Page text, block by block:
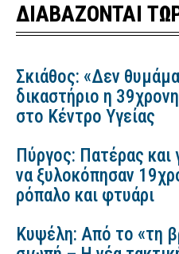
ΔΙΑΒΑΖΟΝΤΑΙ
Σκιάθος: «Δεν
δικαστήριο η
στο Κέντρο Υγείας
Πύργος: Πατέρας και
να ξυλοκόπησαν
ρόπαλο και φτυάρι
Κυψέλη: Από το «τη